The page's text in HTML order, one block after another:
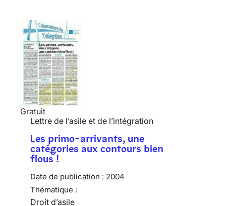
Gratuit
Lettre de l’asile et de l’intégration
Les primo-arrivants, une
catégories aux contours bien
flous !
Date de publication : 2004
Thématique :
Droit d’asile